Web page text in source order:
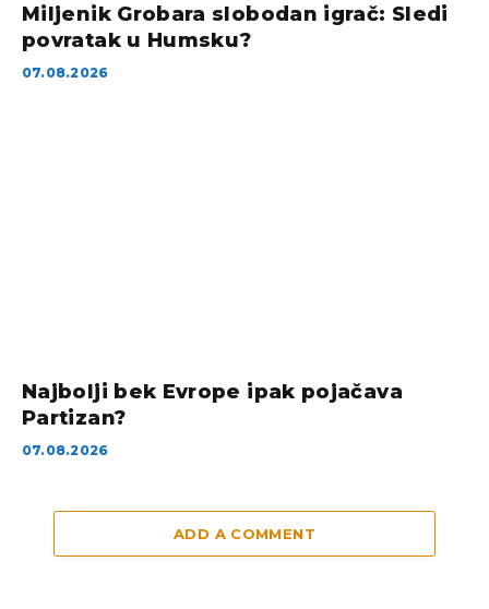
Miljenik Grobara slobodan igrač: Sledi
povratak u Humsku?
07.08.2026
Najbolji bek Evrope ipak pojačava
Partizan?
07.08.2026
ADD A COMMENT